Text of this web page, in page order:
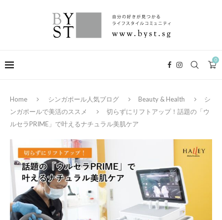
0
Home シンガポール人気ブログ Beauty & Health
シ
ンガポールで美活のススメ
切らずにリフトアップ！話題の「ウ
ルセラPRIME」で叶えるナチュラル美肌ケア